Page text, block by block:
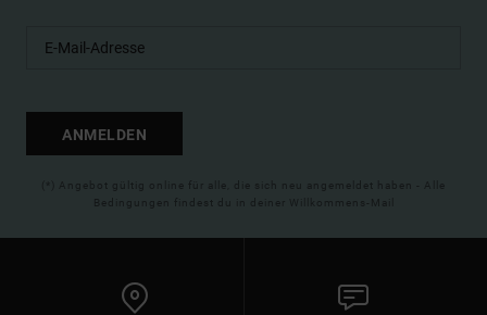
ANMELDEN
(*) Angebot gültig online für alle, die sich neu angemeldet haben - Alle
Bedingungen findest du in deiner Willkommens-Mail